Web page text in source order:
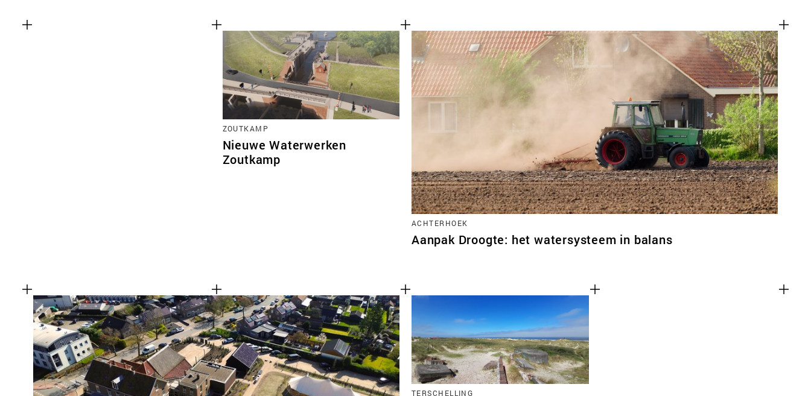
ZOUTKAMP
Nieuwe Waterwerken
Zoutkamp
ACHTERHOEK
Aanpak Droogte: het watersysteem in balans
TERSCHELLING